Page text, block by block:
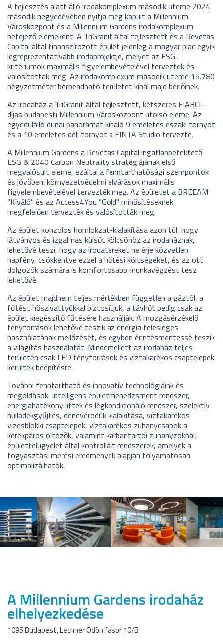
A fejlesztés alatt álló irodakomplexum második üteme 2024.
második negyedévében nyitja meg kapuit a Millennium
Városközpont és a Millennium Gardens irodakomplexum
befejező elemeként. A TriGranit által fejlesztett és a Revetas
Capital által finanszírozott épület jelenleg a magyar piac egyik
legreprezentatívabb irodaprojektje, melyet az ESG-
kritériumok maximális figyelembevételével terveztek és
valósítottak meg. Az irodakomplexum második üteme 15.780
négyzetméter bérbeadható területet kínál majd bérlőinek.
Az irodaház a TriGranit által fejlesztett, kétszeres FIABCI-
díjas budapesti Millennium Városközpont utolsó eleme. Az
egyedülálló dunai panorámát kínáló 9 emeletes északi tornyot
és a 10 emeletes déli tornyot a FINTA Studio tervezte.
A Millennium Gardens a Revetas Capital ingatlanbefektető
ESG & 2040 Carbon Neutrality stratégiájának első
megvalósult eleme, ezáltal a fenntarthatósági szempontok
és jövőbeni környezetvédelmi elvárások maximális
figyelembevételével tervezték meg. Az épületet a BREEAM
"Kiváló" és az Access4You "Gold" minősítéseknek
megfelelően tervezték és valósították meg.
Az épület konzolos homlokzat-kialakítása azon túl, hogy
látványos és izgalmas külsőt kölcsönöz az irodaháznak,
lehetővé teszi, hogy az irodatereket ne érje közvetlen
napfény, csökkentve ezzel a hűtési költségeket, és az ott
dolgozók számára is komfortosabb munkavégzést tesz
lehetővé.
Az épület majdnem teljes mértékben független a gáztól, a
fűtést hőszivattyúkkal biztosítjuk, a távhőt pedig csak az
épület kiegészítő fűtésére használják. A mozgásérzékelő
fényforrások lehetővé teszik az energia felesleges
használatának mellőzését, és egyben érintésmentessé teszik
a világítás használatát. Mindemellett az irodaház teljes
területén csak LED fényforrások és víztakarékos csaptelepek
kerültek beépítésre.
További fenntartható és innovatív technológiáink és
megoldások: Intelligens épületmenedzsment rendszer,
energiahatékony liftek és légkondicionáló rendszer, szelektív
hulladékgyűjtés, denevérodúk kialakítása, víztakarékos
vizesblokki csaptelepek, víztakarékos zuhanycsapok a
kerékpáros öltözők, valamint karbantartói zuhanyzóknál;
épületfelügyelet által kontrollált rendszerek, amelyek a
fogyasztási mérési eredmények alapján folyamatosan
optimalizálhatók.
A Millennium Gardens irodaház
elhelyezkedése
1095 Budapest, Lechner Ödön fasor 10/B